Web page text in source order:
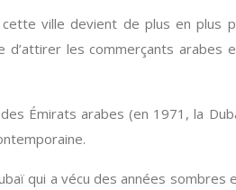
ville devient de plus en plus
d’attirer les commerçants arabes
Émirats arabes (en 1971, la
qui a vécu des années sombres